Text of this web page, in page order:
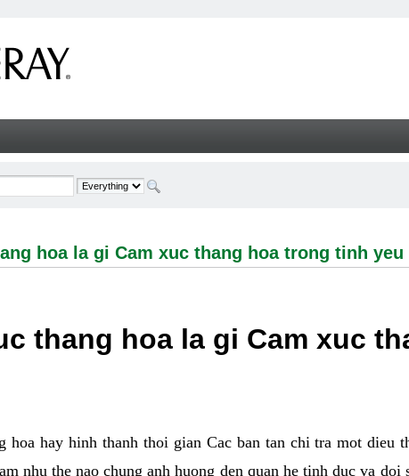
hoa la gi Cam xuc thang hoa trong tinh yeu - Welcome
hoa la gi Cam xuc thang hoa trong tinh yeu
thang hoa la gi Cam xuc
hoa hay hinh thanh thoi gian Cac ban tan chi tra mot dieu
nhu the nao chung anh huong den quan he tinh duc va